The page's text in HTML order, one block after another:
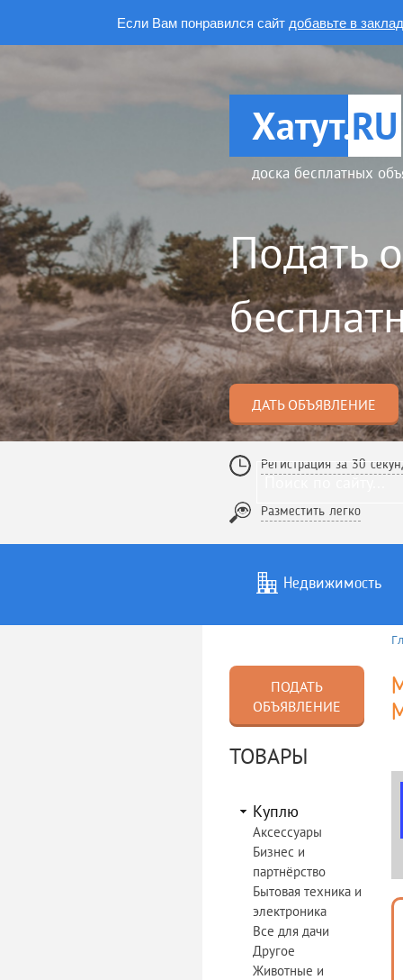
Если Вам понравился сайт добавьте в
Хатут.RU
доска бесплатных
Подать
ДАТЬ ОБЪЯВЛЕНИЕ
Регистрация за 30
Разместить легко
Недвижимость
Услуги
ПОДАТЬ
ОБЪЯВЛЕНИЕ
ТОВАРЫ
Куплю
Аксессуары
Бизнес и
партнёрство
Бытовая техника и
электроника
Все для дачи
Другое
Животные и